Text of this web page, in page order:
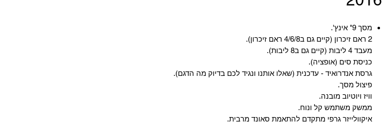
מסך 9" אינץ'.
2 ראם זיכרון (קיים גם ב4/6/8 ראם זיכרון).
מעבד 4 ליבות (קיים גם ב8 ליבות).
כניסת סים (אופציה).
גרסת אנדרואיד - עדכנית (שאלו אותנו ונגיד לכם בדיוק מה הדגם).
פיצול מסך.
וויז ויוטיוב מובנה.
ממשק משתמש קל ונוח.
איקוולייזר גרפי מתקדם להתאמת סאונד מרבית.